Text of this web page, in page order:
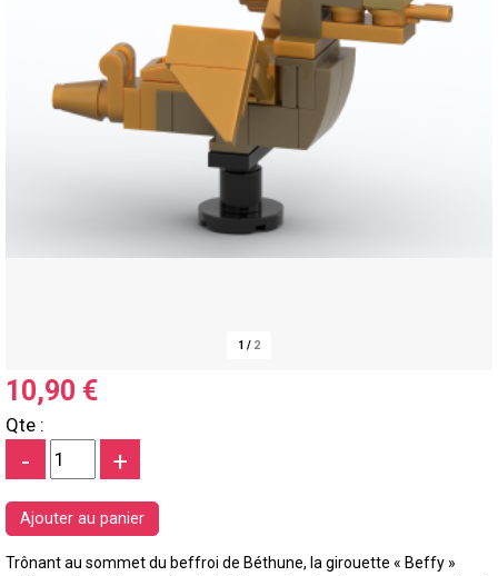
1 / 2
10,90 €
Qte :
- +
Trônant au sommet du beffroi de Béthune, la girouette « Beffy »